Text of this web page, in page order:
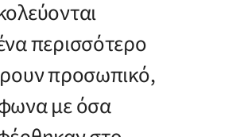
περισσότερο
προσωπικό,
με όσα